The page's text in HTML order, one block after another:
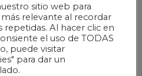
sitio web para
relevante al recordar
repetidas. Al hacer clic en
el uso de TODAS
puede visitar
para dar un